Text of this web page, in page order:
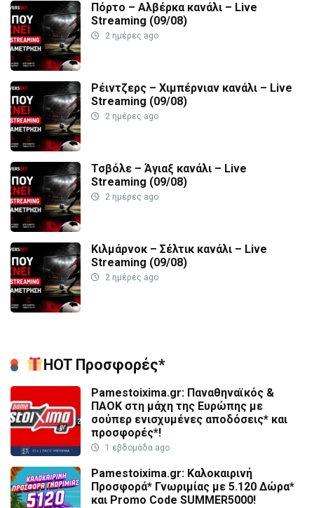
Πόρτο – Αλβέρκα κανάλι – Live
Streaming (09/08)
2 ημέρες ago
Ρέιντζερς – Χιμπέρνιαν κανάλι – Live
Streaming (09/08)
2 ημέρες ago
Τσβόλε – Άγιαξ κανάλι – Live
Streaming (09/08)
2 ημέρες ago
Κιλμάρνοκ – Σέλτικ κανάλι – Live
Streaming (09/08)
2 ημέρες ago
HOT Προσφορές*
Pamestoixima.gr: Παναθηναϊκός &
ΠΑΟΚ στη μάχη της Ευρώπης με
σούπερ ενισχυμένες αποδόσεις* και
προσφορές*!
1 εβδομάδα ago
Pamestoixima.gr: Καλοκαιρινή
Προσφορά* Γνωριμίας με 5.120 Δώρα*
και Promo Code SUMMER5000!